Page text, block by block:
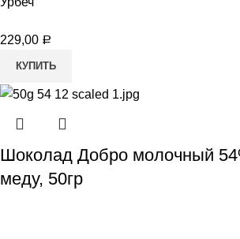
229,00 Р
КУПИТЬ
Шоколад Добро молочный
меду, 50гр